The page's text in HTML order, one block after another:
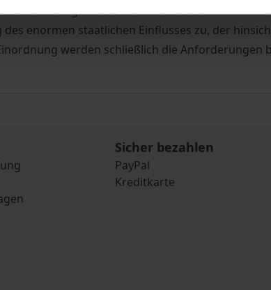
Sonderabgabe in Betracht kommt.
enormen staatlichen Einflusses zu, der
werden schließlich die Anforderungen
Sicher bezahlen
PayPal
Kreditkarte